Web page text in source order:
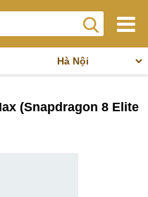
(Snapdragon 8 Elite